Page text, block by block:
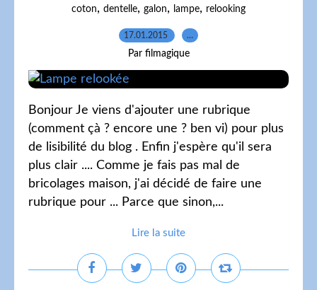
coton, dentelle, galon, lampe, relooking
17.01.2015 …
Par filmagique
Bonjour Je viens d'ajouter une rubrique
(comment çà ? encore une ? ben vi) pour plus
de lisibilité du blog . Enfin j'espère qu'il sera
plus clair .... Comme je fais pas mal de
bricolages maison, j'ai décidé de faire une
rubrique pour ... Parce que sinon,...
Lire la suite